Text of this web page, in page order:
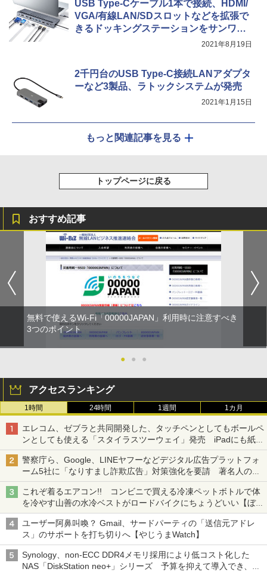
USB Type-Cケーブル1本で接続、HDMI/
VGA/有線LAN/SDスロットなどを拡張で
きるドッキングステーションをサンワサ
2021年8月19日
2千円台のUSB Type-C接続LANアダプタ
ーなど3製品、ラトックシステムが発売
2021年1月15日
もっと関連記事を見る
トップページに戻る
おすすめ記事
無料で使えるWi-Fi「00000JAPAN」利用時に注意すべき
3つのポイント
● ● ●
アクセスランキング
1時間 24時間 1週間 1カ月
エレコム、ゼブラと共同開発した、タッチペンとしてもボールペ
ンとしても使える「スタイラスツーウェイ」発売 iPadにも紙に
も、持ち替えずに書き込める
警察庁ら、Google、LINEヤフーなどデジタル広告プラットフォ
ーム5社に「なりすまし詐欺広告」対策強化を要請 著名人の写
真や映像を使った投資詐欺などへの対策として
これぞ着るエアコン!! コンビニで買える冷凍ペットボトルで体
を冷やす山善の水冷ベストがロードバイクにちょうどいい【ぼっ
ち・ざ・ろーど！その14】【空いた時間でなにしてる？】
ユーザー阿鼻叫喚？ Gmail、サードパーティの「送信元アドレ
ス」のサポートを打ち切りへ【やじうまWatch】
Synology、non-ECC DDR4メモリ採用により低コスト化した
NAS「DiskStation neo+」シリーズ 予算を抑えて導入でき、